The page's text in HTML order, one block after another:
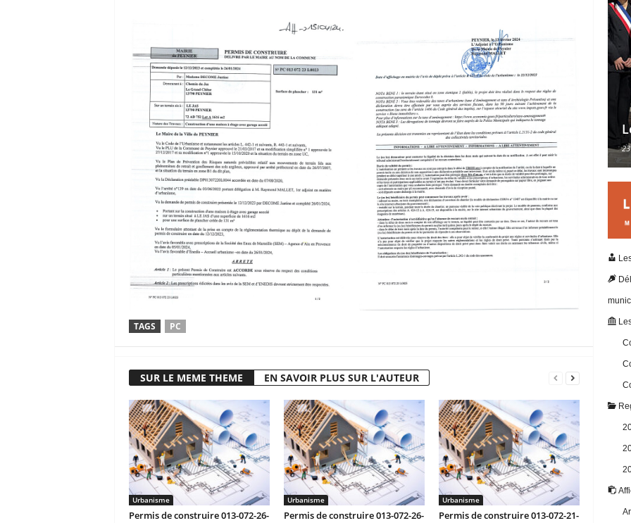
TAGS PC
SUR LE MEME THEME EN SAVOIR PLUS SUR L'AUTEUR
Urbanisme
Permis de construire 013-072-26-
Urbanisme
Permis de construire 013-072-26-
Urbanisme
Permis de construire 013-072-21-